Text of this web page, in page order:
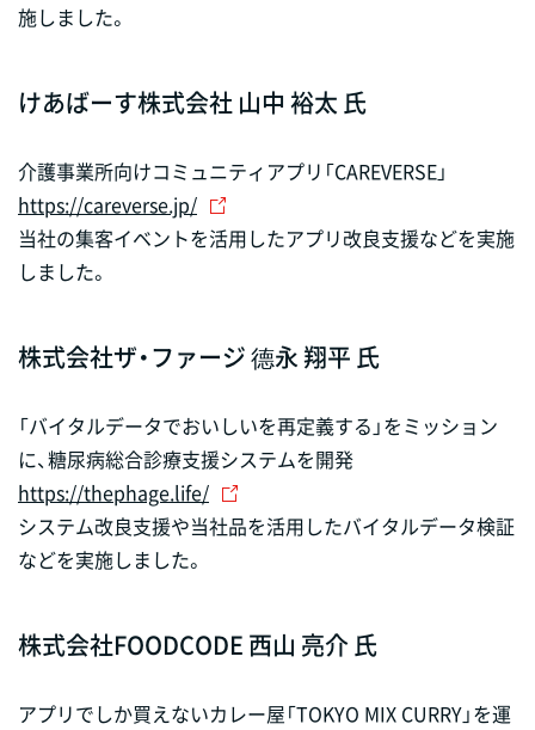
施しました。
けあばーす株式会社 山中 裕太 氏
介護事業所向けコミュニティアプリ「CAREVERSE」
https://careverse.jp/
当社の集客イベントを活用したアプリ改良支援などを実施
しました。
株式会社ザ・ファージ 德永 翔平 氏
「バイタルデータでおいしいを再定義する」をミッション
に、糖尿病総合診療支援システムを開発
https://thephage.life/
システム改良支援や当社品を活用したバイタルデータ検証
などを実施しました。
株式会社FOODCODE 西山 亮介 氏
アプリでしか買えないカレー屋「TOKYO MIX CURRY」を運